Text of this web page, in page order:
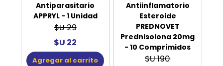
Antiparasitario
APPRYL - 1 Unidad
$U 29
$U 22
Agregar al carrito
Antiinflamatorio
Esteroide
PREDNOVET
Prednisolona 20mg
- 10 Comprimidos
$U 190